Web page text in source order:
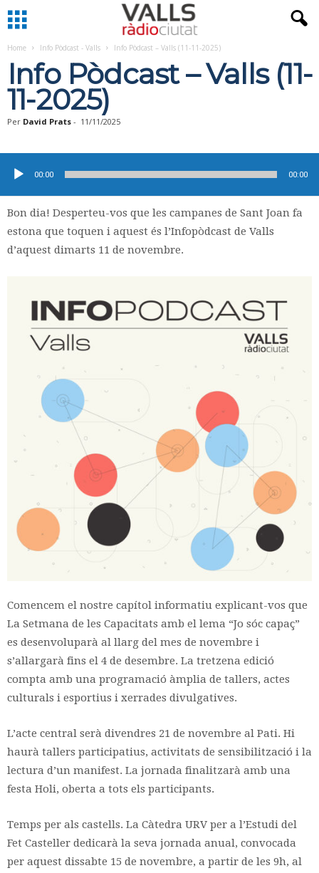
Home Info Pòdcast - Valls Info Pòdcast – Valls (11-11-2025)
Info Pòdcast – Valls (11-
11-2025)
Per David Prats - 11/11/2025
d'àudio
00:00 00:00
Bon dia! Desperteu-vos que les campanes de Sant Joan fa
estona que toquen i aquest és l’Infopòdcast de Valls
d’aquest dimarts 11 de novembre.
Comencem el nostre capítol informatiu explicant-vos que
La Setmana de les Capacitats amb el lema “Jo sóc capaç”
es desenvoluparà al llarg del mes de novembre i
s’allargarà fins el 4 de desembre. La tretzena edició
compta amb una programació àmplia de tallers, actes
culturals i esportius i xerrades divulgatives.
L’acte central serà divendres 21 de novembre al Pati. Hi
haurà tallers participatius, activitats de sensibilització i la
lectura d’un manifest. La jornada finalitzarà amb una
festa Holi, oberta a tots els participants.
Temps per als castells. La Càtedra URV per a l’Estudi del
Fet Casteller dedicarà la seva jornada anual, convocada
per aquest dissabte 15 de novembre, a partir de les 9h, al